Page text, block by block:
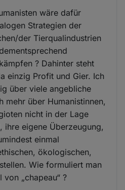
wäre dafür
Strategien der
der Tierqualindustrien
? Dahinter steht
einzig Profit und Gier. Ich
über viele angebliche
mehr über Humanistinnen,
nicht in der Lage
ihre eigene Überzeugung,
einmal
ökologischen,
Wie formuliert man
„chapeau“ ?